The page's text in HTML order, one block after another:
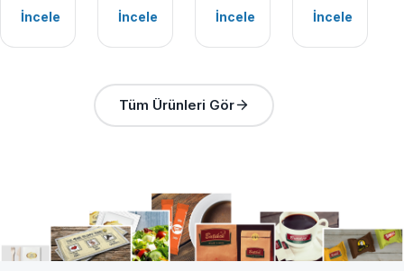
İncele
İncele
İncele İncele
Tüm Ürünleri Gör